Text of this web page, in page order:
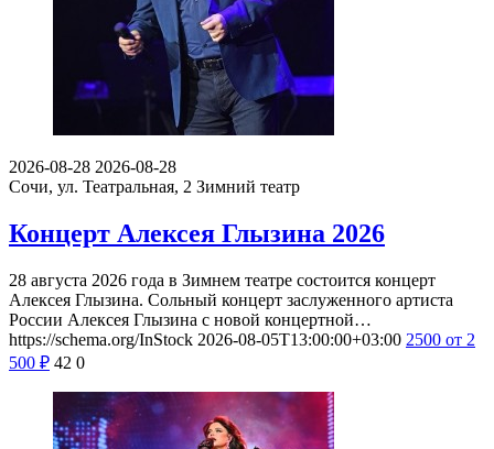
2026-08-28 2026-08-28
Сочи, ул. Театральная, 2 Зимний театр
Концерт Алексея Глызина 2026
28 августа 2026 года в Зимнем театре состоится концерт
Алексея Глызина. Сольный концерт заслуженного артиста
России Алексея Глызина с новой концертной…
https://schema.org/InStock 2026-08-05T13:00:00+03:00 2500 от 2
500 ₽ 42 0